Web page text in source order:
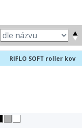
RIFLO SOFT roller kov